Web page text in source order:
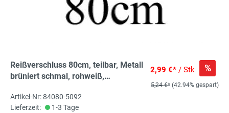
Reißverschluss 80cm, teilbar, Metall
brüniert schmal, rohweiß,
Reißverschluss von Rubi/Barcelona
2,99 €* / Stk %
5,24 €* (42.94% gespart)
Artikel-Nr: 84080-5092
Lieferzeit:
1-3 Tage